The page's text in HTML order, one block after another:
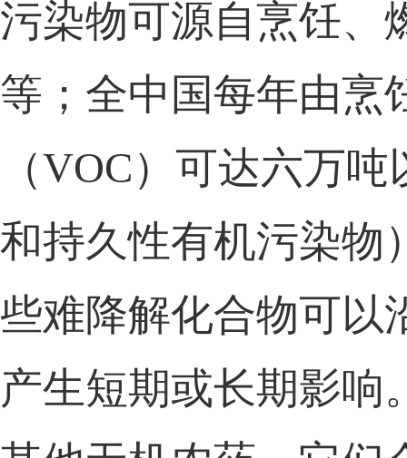
污染物可源自烹饪、
等；全中国每年由烹
（VOC） 可达六万吨
和持久性有机污染物
些难降解化合物可以
产生短期或长期影响